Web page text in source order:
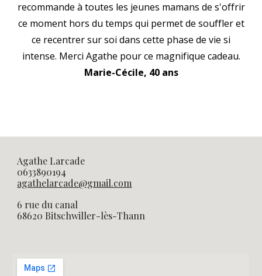
recommande à toutes les jeunes mamans de s'offrir
ce moment hors du temps qui permet de souffler et
ce recentrer sur soi dans cette phase de vie si
intense. Merci Agathe pour ce magnifique cadeau.
Marie-Cécile, 40 ans
Agathe Larcade
0633890194
agathelarcade@gmail.com
6 rue du canal
68620 Bitschwiller-lès-Thann